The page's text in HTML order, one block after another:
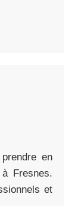
en
Fresnes.
et